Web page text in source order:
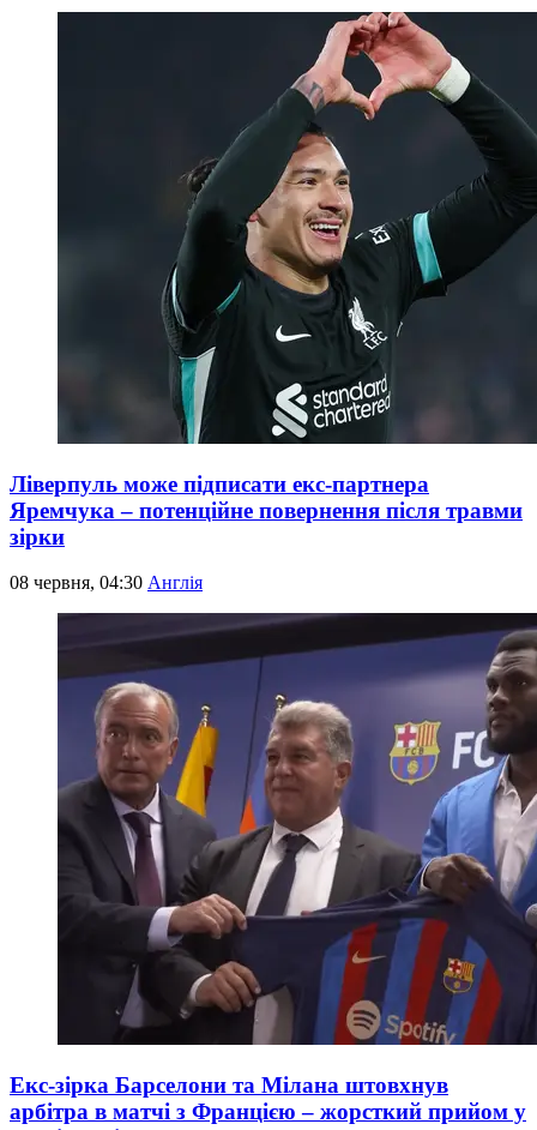
Ліверпуль може підписати екс-партнера
Яремчука – потенційне повернення після травми
зірки
08 червня, 04:30 Англія
Екс-зірка Барселони та Мілана штовхнув
арбітра в матчі з Францією – жорсткий прийом у